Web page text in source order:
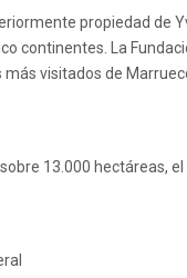
propiedad de
continentes. La
visitados de
13.000 hectáreas,